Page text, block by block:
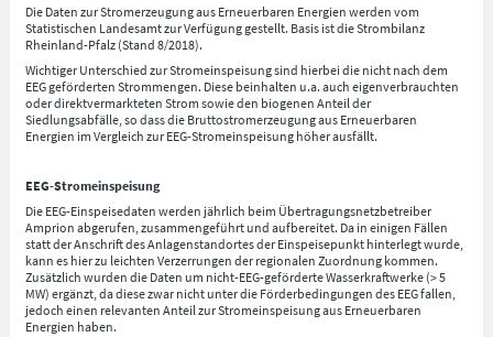
Die Daten zur Stromerzeugung aus Erneuerbaren Energien werden vom
Statistischen Landesamt zur Verfügung gestellt. Basis ist die Strombilanz
Rheinland-Pfalz (Stand 8/2018).
Wichtiger Unterschied zur Stromeinspeisung sind hierbei die nicht nach dem
EEG geförderten Strommengen. Diese beinhalten u.a. auch eigenverbrauchten
oder direktvermarkteten Strom sowie den biogenen Anteil der
Siedlungsabfälle, so dass die Bruttostromerzeugung aus Erneuerbaren
Energien im Vergleich zur EEG-Stromeinspeisung höher ausfällt.
EEG-Stromeinspeisung
Die EEG-Einspeisedaten werden jährlich beim Übertragungsnetzbetreiber
Amprion abgerufen, zusammengeführt und aufbereitet. Da in einigen Fällen
statt der Anschrift des Anlagenstandortes der Einspeisepunkt hinterlegt wurde,
kann es hier zu leichten Verzerrungen der regionalen Zuordnung kommen.
Zusätzlich wurden die Daten um nicht-EEG-geförderte Wasserkraftwerke (> 5
MW) ergänzt, da diese zwar nicht unter die Förderbedingungen des EEG fallen,
jedoch einen relevanten Anteil zur Stromeinspeisung aus Erneuerbaren
Energien haben.